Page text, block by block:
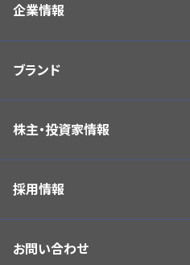
企業情報
ブランド
株主・投資家情報
採用情報
お問い合わせ